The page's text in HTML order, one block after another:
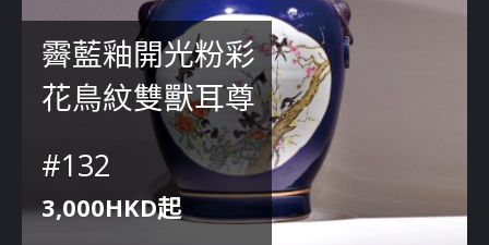
霽藍釉開光粉彩
花鳥紋雙獸耳尊
#132
3,000HKD起